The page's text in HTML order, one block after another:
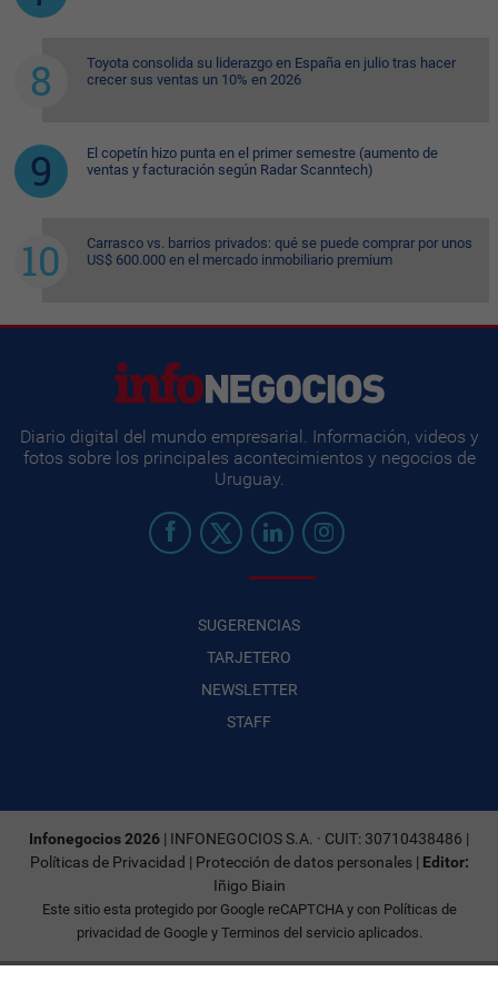
Toyota consolida su liderazgo en España en julio tras hacer
crecer sus ventas un 10% en 2026
El copetín hizo punta en el primer semestre (aumento de
ventas y facturación según Radar Scanntech)
Carrasco vs. barrios privados: qué se puede comprar por unos
US$ 600.000 en el mercado inmobiliario premium
Diario digital del mundo empresarial. Información, videos y
fotos sobre los principales acontecimientos y negocios de
Uruguay.
SUGERENCIAS
TARJETERO
NEWSLETTER
STAFF
Infonegocios 2026 | INFONEGOCIOS S.A. · CUIT: 30710438486 |
Políticas de Privacidad | Protección de datos personales| Editor:
Iñigo Biain
Este sitio esta protegido por Google reCAPTCHA y con Políticas de
privacidad de Googley Terminos del servicioaplicados.